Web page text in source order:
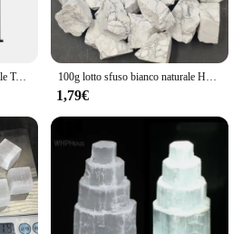
Gesso di selenite bianco naturale Torre di cristallo Castello grattacielo Collezione trasparente di statue artigianali minerali di cristallo marocchino 100g lotto sfuso bianco naturale Howlite pietra grezza quarzo grezzo cristallo Reiki guarigione pietra preziosa campione minerale decorazione della casa
1,79€